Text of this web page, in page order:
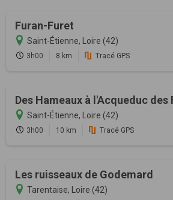
Furan-Furet
Saint-Étienne, Loire (42)
3h00 8 km Tracé GPS
Des Hameaux à l'Acqueduc des
Saint-Étienne, Loire (42)
3h00 10 km Tracé GPS
Les ruisseaux de Godemard
Tarentaise, Loire (42)